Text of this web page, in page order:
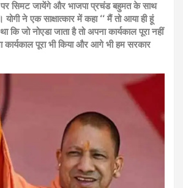
पर सिमट जायेंगे और भाजपा प्रचंड बहुमत के साथ
योगी ने एक साक्षात्कार में कहा ‘‘ मैं तो आया ही हूं
कि जो नोएडा जाता है तो अपना कार्यकाल पूरा नहीं
कार्यकाल पूरा भी किया और आगे भी हम सरकार